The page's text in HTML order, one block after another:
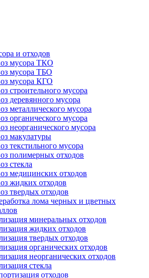
и отходов
мусора ТКО
мусора ТБО
мусора КГО
строительного мусора
деревянного мусора
металлического мусора
органического мусора
неорганического мусора
макулатуры
текстильного мусора
полимерных отходов
стекла
медицинских отходов
жидких отходов
твердых отходов
лома черных и цветных
минеральных отходов
жидких отходов
твердых отходов
органических отходов
неорганических отходов
стекла
отходов